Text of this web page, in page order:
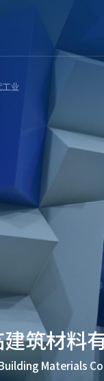
业
筑材料
Materials